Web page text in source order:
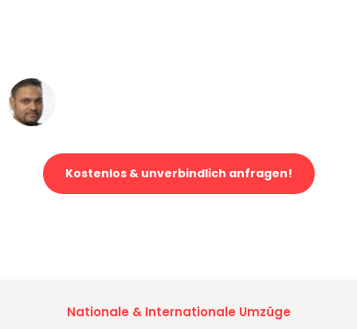
Kostenlos & unverbindlich anfragen!
Nationale & Internationale Umzüge